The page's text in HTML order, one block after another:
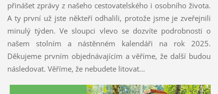
přinášet zprávy z našeho cestovatelského i osobního života.
A ty první už jste někteří odhalili, protože jsme je zveřejnili
minulý týden. Ve sloupci vlevo se dozvíte podrobnosti o
našem stolním a nástěnném kalendáři na rok 2025.
Děkujeme prvním objednávajícím a věříme, že další budou
následovat. Věříme, že nebudete litovat...